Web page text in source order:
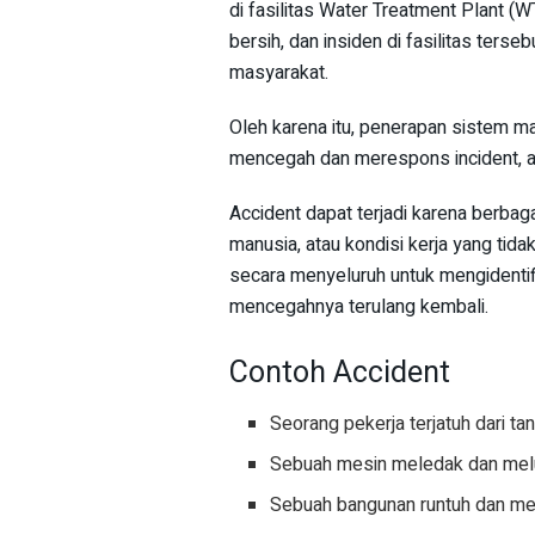
di fasilitas Water Treatment Plant
bersih, dan insiden di fasilitas
masyarakat.
Oleh karena itu, penerapan sistem
mencegah dan merespons incident,
Accident dapat terjadi karena
manusia, atau kondisi kerja yang
secara menyeluruh untuk
mencegahnya terulang kembali.
Contoh Accident
Seorang pekerja terjatuh dari
Sebuah mesin meledak dan
Sebuah bangunan runtuh dan